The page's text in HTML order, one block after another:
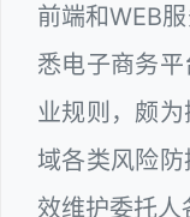
前端和WEB
悉电子商务
业规则，颇
域各类风险
效维护委托人